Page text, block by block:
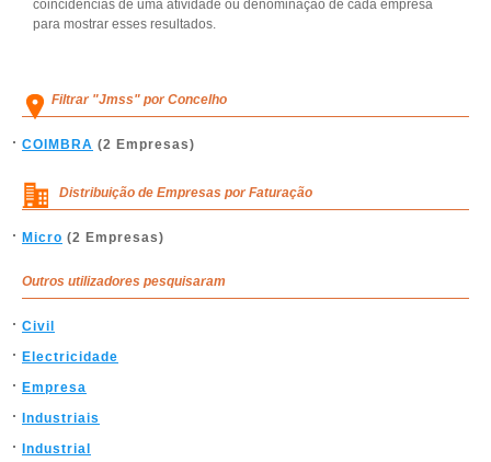
coincidências de uma atividade ou denominação de cada empresa
para mostrar esses resultados.
Filtrar "Jmss" por Concelho
COIMBRA (2 Empresas)
Distribuição de Empresas por Faturação
Micro (2 Empresas)
Outros utilizadores pesquisaram
Civil
Electricidade
Empresa
Industriais
Industrial